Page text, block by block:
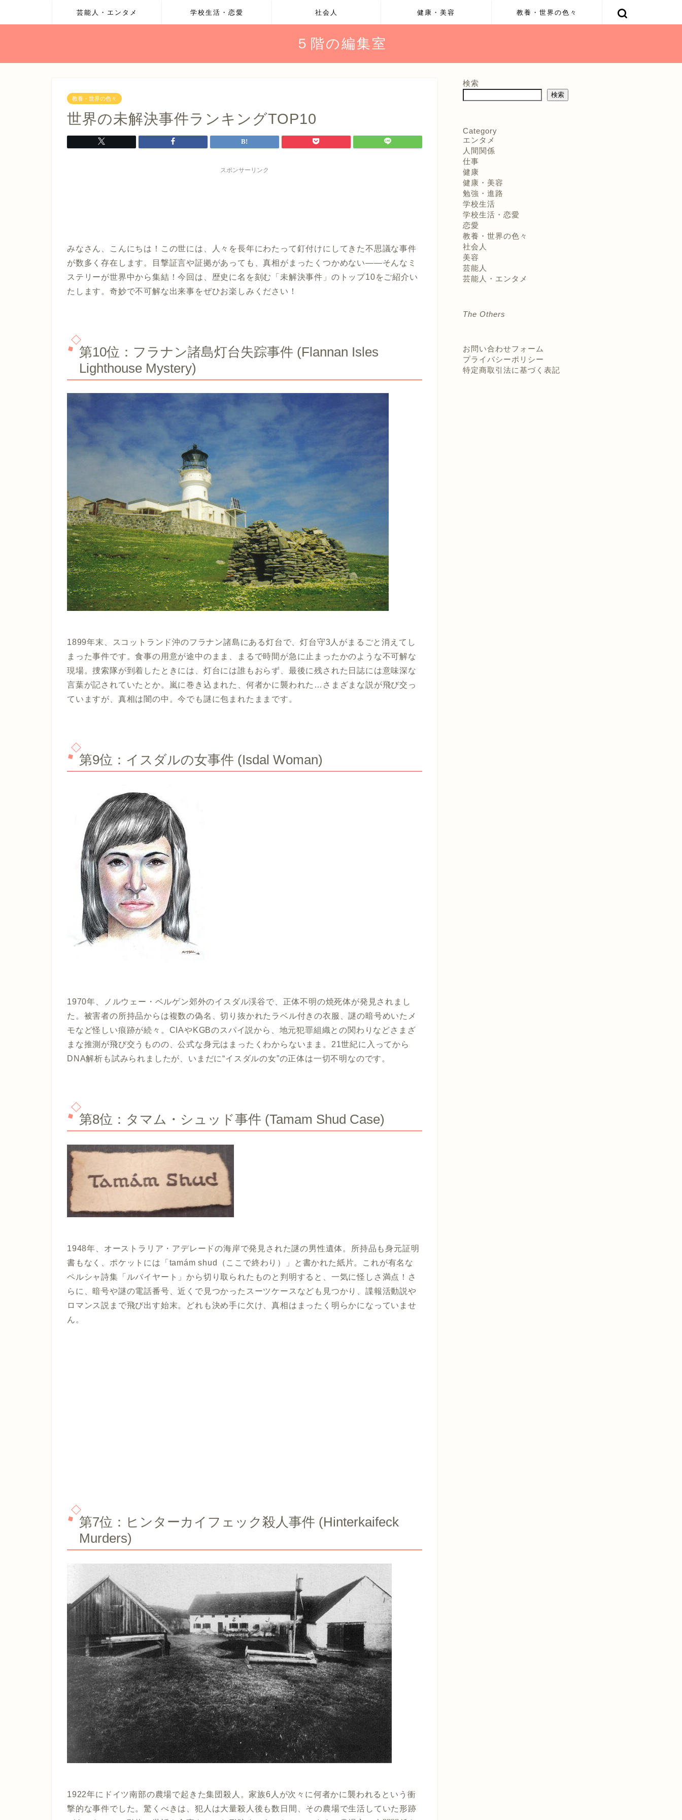
芸能人・エンタメ 学校生活・恋愛 社会人 健康・美容 教養・世界の色々
５階の編集室
教養・世界の色々
世界の未解決事件ランキングTOP10
スポンサーリンク
みなさん、こんにちは！この世には、人々を長年にわたって釘付けにしてきた不思議な事件
が数多く存在します。目撃証言や証拠があっても、真相がまったくつかめない――そんなミ
ステリーが世界中から集結！今回は、歴史に名を刻む「未解決事件」のトップ10をご紹介い
たします。奇妙で不可解な出来事をぜひお楽しみください！
第10位：フラナン諸島灯台失踪事件 (Flannan Isles
Lighthouse Mystery)
1899年末、スコットランド沖のフラナン諸島にある灯台で、灯台守3人がまるごと消えてし
まった事件です。食事の用意が途中のまま、まるで時間が急に止まったかのような不可解な
現場。捜索隊が到着したときには、灯台には誰もおらず、最後に残された日誌には意味深な
言葉が記されていたとか。嵐に巻き込まれた、何者かに襲われた…さまざまな説が飛び交っ
ていますが、真相は闇の中。今でも謎に包まれたままです。
第9位：イスダルの女事件 (Isdal Woman)
1970年、ノルウェー・ベルゲン郊外のイスダル渓谷で、正体不明の焼死体が発見されまし
た。被害者の所持品からは複数の偽名、切り抜かれたラベル付きの衣服、謎の暗号めいたメ
モなど怪しい痕跡が続々。CIAやKGBのスパイ説から、地元犯罪組織との関わりなどさまざ
まな推測が飛び交うものの、公式な身元はまったくわからないまま。21世紀に入ってから
DNA解析も試みられましたが、いまだに“イスダルの女”の正体は一切不明なのです。
第8位：タマム・シュッド事件 (Tamam Shud Case)
1948年、オーストラリア・アデレードの海岸で発見された謎の男性遺体。所持品も身元証明
書もなく、ポケットには「tamám shud（ここで終わり）」と書かれた紙片。これが有名な
ペルシャ詩集「ルバイヤート」から切り取られたものと判明すると、一気に怪しさ満点！さ
らに、暗号や謎の電話番号、近くで見つかったスーツケースなども見つかり、諜報活動説や
ロマンス説まで飛び出す始末。どれも決め手に欠け、真相はまったく明らかになっていませ
ん。
第7位：ヒンターカイフェック殺人事件 (Hinterkaifeck
Murders)
1922年にドイツ南部の農場で起きた集団殺人。家族6人が次々に何者かに襲われるという衝
撃的な事件でした。驚くべきは、犯人は大量殺人後も数日間、その農場で生活していた形跡
検索
検索
Category
エンタメ
人間関係
仕事
健康
健康・美容
勉強・進路
学校生活
学校生活・恋愛
恋愛
教養・世界の色々
社会人
美容
芸能人
芸能人・エンタメ
The Others
お問い合わせフォーム
プライバシーポリシー
特定商取引法に基づく表記